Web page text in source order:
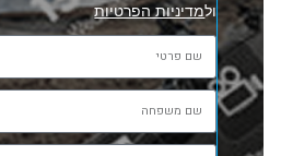
ולמדיניות הפרטיות